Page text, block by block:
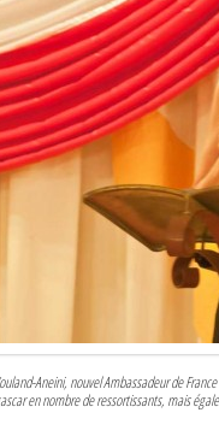
Aneini, nouvel Ambassadeur de
en nombre de ressortissants, mais